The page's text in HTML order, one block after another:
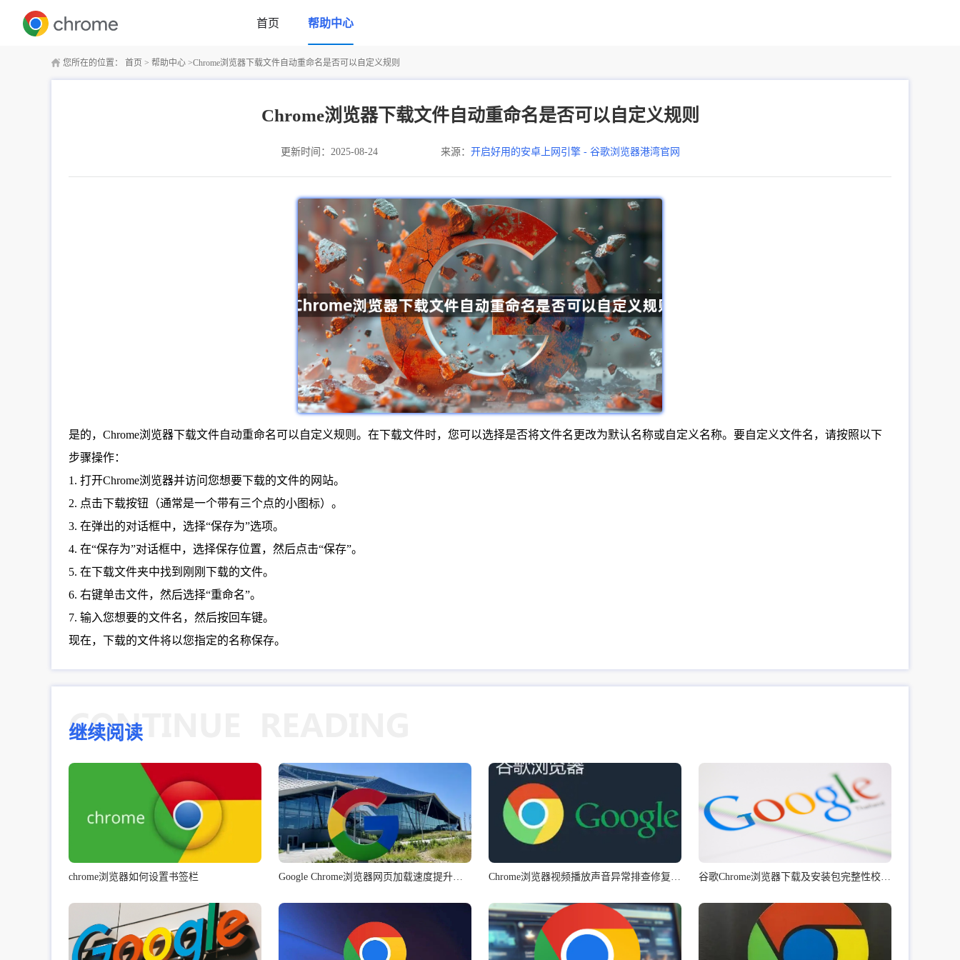
首页 帮助中心
您所在的位置： 首页 > 帮助中心 >Chrome浏览器下载文件自动重命名是否可以自定义规则
Chrome浏览器下载文件自动重命名是否可以自定义规则
更新时间：2025-08-24 来源： 开启好用的安卓上网引擎 - 谷歌浏览器港湾官网
是的，Chrome浏览器下载文件自动重命名可以自定义规则。在下载文件时，您可以选择是否将文件名更改为默认名称或自定义名称。要自定义文件名，请按照以下
步骤操作：
1. 打开Chrome浏览器并访问您想要下载的文件的网站。
2. 点击下载按钮（通常是一个带有三个点的小图标）。
3. 在弹出的对话框中，选择“保存为”选项。
4. 在“保存为”对话框中，选择保存位置，然后点击“保存”。
5. 在下载文件夹中找到刚刚下载的文件。
6. 右键单击文件，然后选择“重命名”。
7. 输入您想要的文件名，然后按回车键。
现在，下载的文件将以您指定的名称保存。
继续阅读
chrome浏览器如何设置书签栏 Google Chrome浏览器网页加载速度提升技巧 Chrome浏览器视频播放声音异常排查修复教程详解 谷歌Chrome浏览器下载及安装包完整性校验操作步骤